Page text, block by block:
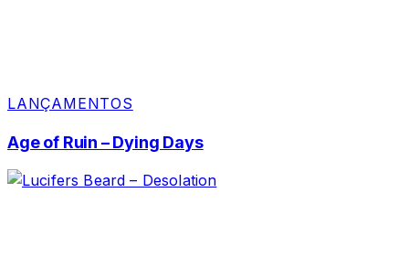
LANÇAMENTOS
Age of Ruin – Dying Days